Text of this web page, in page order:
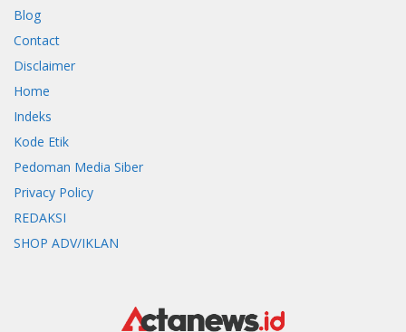
Blog
Contact
Disclaimer
Home
Indeks
Kode Etik
Pedoman Media Siber
Privacy Policy
REDAKSI
SHOP ADV/IKLAN